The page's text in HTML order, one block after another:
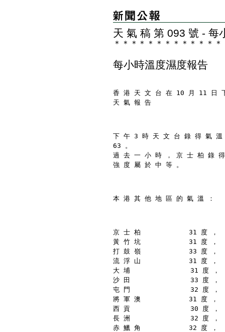
天 氣 稿 第 093 號 - 每
＊ ＊ ＊ ＊ ＊ ＊ ＊ ＊ ＊ ＊ ＊ ＊ ＊
每小時溫度濕度報告
香 港 天 文 台 在 10 月 11 日
天 氣 報 告
下 午 3 時 天 文 台 錄 得 氣
63 。
過 去 一 小 時 ， 京 士 柏 錄
強 度 屬 於 中 等 。
本 港 其 他 地 區 的 氣 溫 ：
京 士 柏            31 度 ，
黃 竹 坑            31 度 ，
打 鼓 嶺            33 度 ，
流 浮 山            31 度 ，
大 埔               31 度 ，
沙 田               33 度 ，
屯 門               32 度 ，
將 軍 澳            31 度 ，
西 貢               30 度 ，
長 洲               32 度 ，
赤 鱲 角            32 度 ，